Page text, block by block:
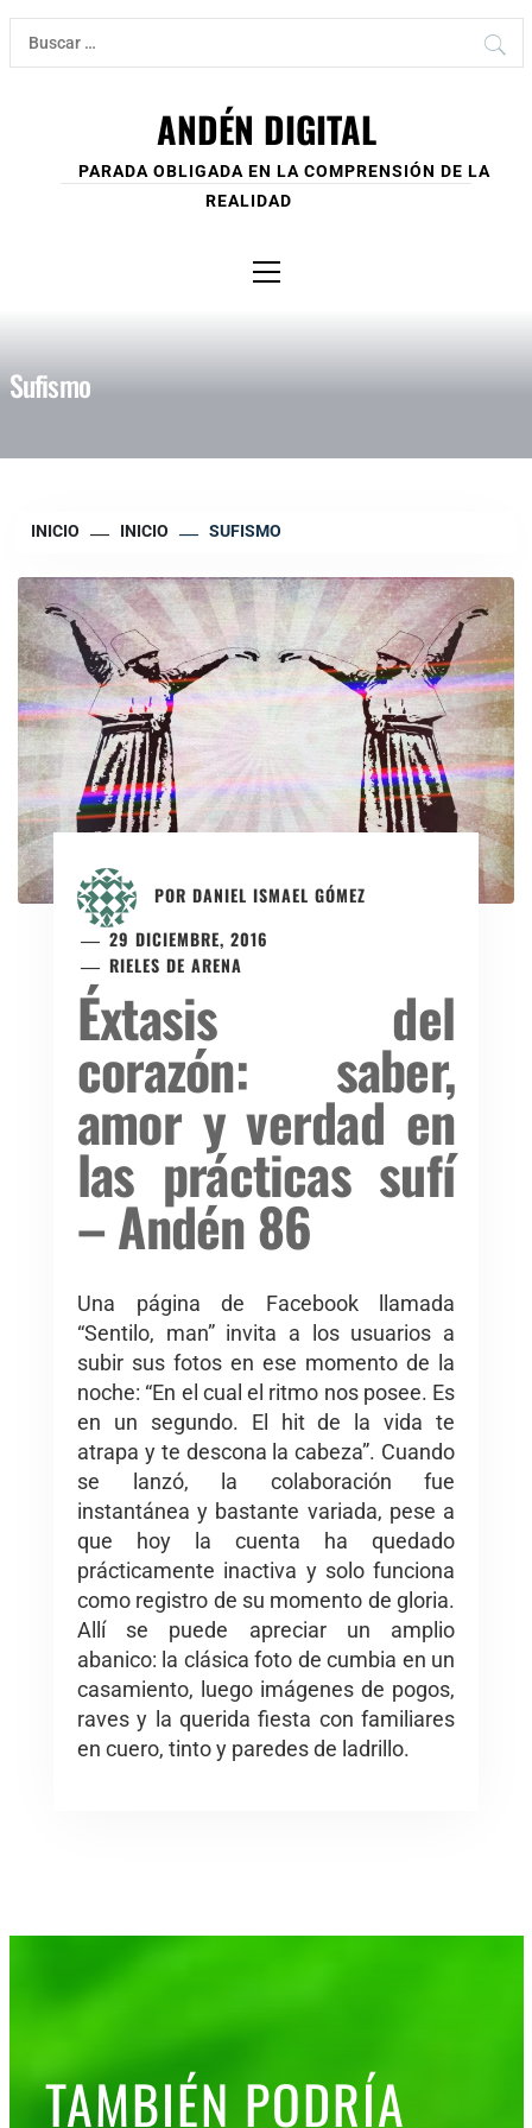
Ir
contenido
Buscar:
ANDÉN DIGITAL
PARADA OBLIGADA EN LA COMPRENSIÓN DE LA
REALIDAD
principal
Sufismo
INICIO INICIO SUFISMO
POR DANIEL ISMAEL GÓMEZ
29 DICIEMBRE, 2016
RIELES DE ARENA
Éxtasis del
corazón: saber,
amor y verdad en
las prácticas sufí
– Andén 86
Una página de Facebook llamada
“Sentilo, man” invita a los usuarios a
subir sus fotos en ese momento de la
noche: “En el cual el ritmo nos posee. Es
en un segundo. El hit de la vida te
atrapa y te descona la cabeza”. Cuando
se lanzó, la colaboración fue
instantánea y bastante variada, pese a
que hoy la cuenta ha quedado
prácticamente inactiva y solo funciona
como registro de su momento de gloria.
Allí se puede apreciar un amplio
abanico: la clásica foto de cumbia en un
casamiento, luego imágenes de pogos,
raves y la querida fiesta con familiares
en cuero, tinto y paredes de ladrillo.
TAMBIÉN PODRÍA